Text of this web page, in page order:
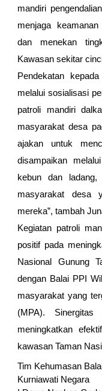
mandiri
menjaga
dan menekan
Kawasan sekitar
Pendekatan
melalui sosialisasi
patroli mandiri
masyarakat desa
ajakan untuk
disampaikan
kebun dan ladang,
masyarakat desa
mereka”, tambah
Kegiatan patroli
positif pada
Nasional Gunung
dengan Balai PPI
masyarakat yang
(MPA). Sinergitas
meningkatkan
kawasan Taman
Tim Kehumasan
Kurniawati Negara